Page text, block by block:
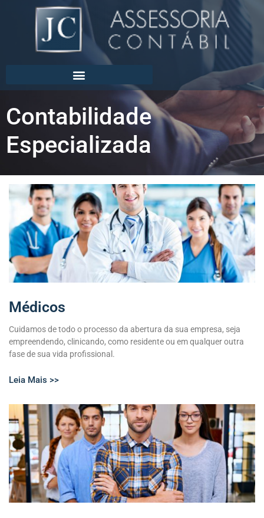
Contabilidade
Especializada
Médicos
Cuidamos de todo o processo da abertura da sua empresa, seja
empreendendo, clinicando, como residente ou em qualquer outra
fase de sua vida profissional.
Leia Mais >>